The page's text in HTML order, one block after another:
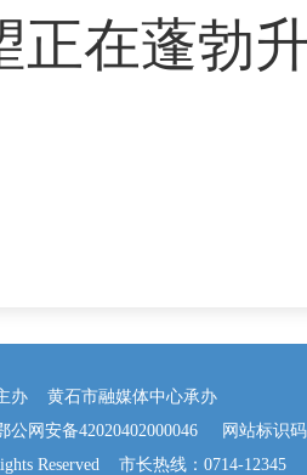
正在蓬勃
办 黄石市融媒体中心承办
公网安备42020402000046 网站标识码
Reserved 市长热线：0714-12345